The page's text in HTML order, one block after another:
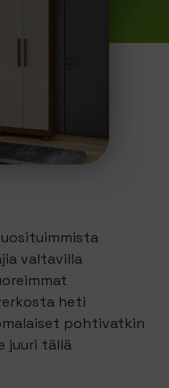
valtavilla
heti
pohtivatkin
juuri tällä